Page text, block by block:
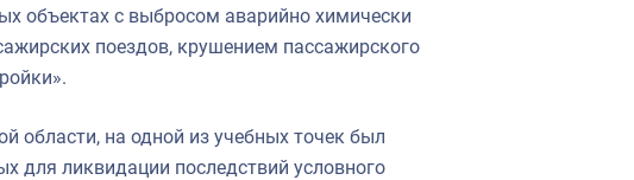
объектах с выбросом аварийно химически
поездов, крушением пассажирского
на одной из учебных точек был
для ликвидации последствий условного